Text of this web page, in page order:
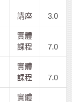
講座 3.0
實體
課程
7.0
實體
課程
7.0
實體